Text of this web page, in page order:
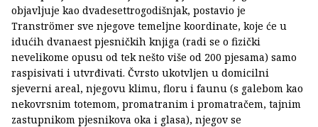
objavljuje kao dvadesettrogodišnjak, postavio je
Tranströmer sve njegove temeljne koordinate, koje će u
idućih dvanaest pjesničkih knjiga (radi se o fizički
nevelikome opusu od tek nešto više od 200 pjesama) samo
raspisivati i utvrđivati. Čvrsto ukotvljen u domicilni
sjeverni areal, njegovu klimu, floru i faunu (s galebom kao
nekovrsnim totemom, promatranim i promatračem, tajnim
zastupnikom pjesnikova oka i glasa), njegov se